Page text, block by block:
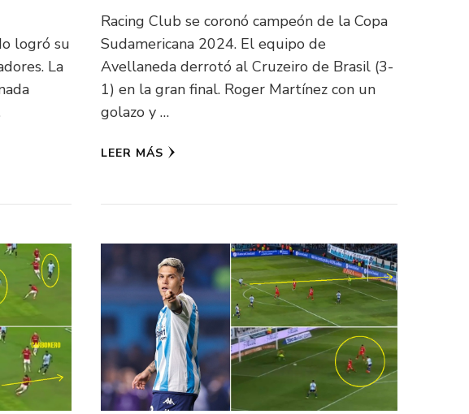
logró su
La
Racing Club se coronó campeón de la Copa
Sudamericana 2024. El equipo de
Avellaneda derrotó al Cruzeiro de Brasil (3-
1) en la gran final. Roger Martínez con un
golazo y …
LEER MÁS